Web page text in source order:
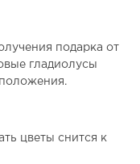
подарка от
гладиолусы
цветы снится к